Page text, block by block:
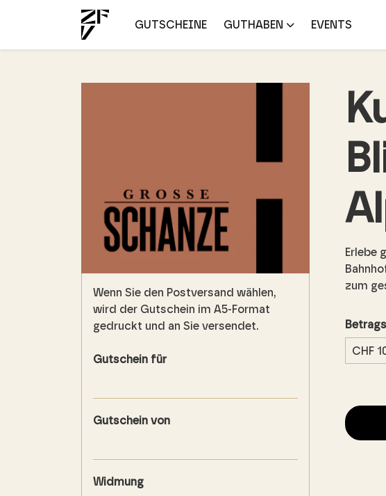
GUTSCHEINE GUTHABEN EVENTS
Wenn Sie den Postversand wählen,
wird der Gutschein im A5-Format
gedruckt und an Sie versendet.
Gutschein für
Gutschein von
Widmung
Erlebe
zum